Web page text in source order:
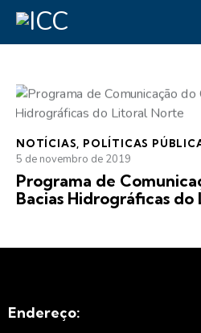
NOTÍCIAS POLÍTICAS
5 de novembro de 2019
Programa de
Bacias Hidrográficas
Endereço: